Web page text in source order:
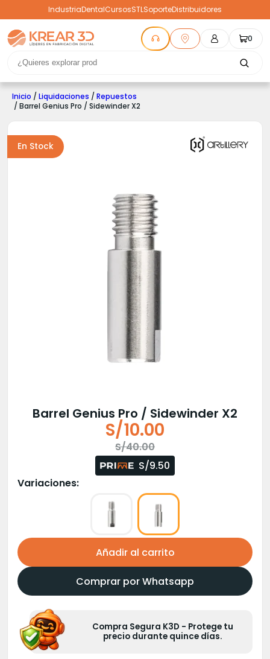
IndustriaDentalCursosSTLSoporteDistribuidores
0
Inicio / Liquidaciones / Repuestos
/ Barrel Genius Pro / Sidewinder X2
En Stock
Barrel Genius Pro / Sidewinder X2
S/40.00
original
S/10.00
actual
S/9.50
Variaciones:
Añadir al carrito
Comprar por Whatsapp
Compra Segura K3D - Protege tu
precio durante quince días.